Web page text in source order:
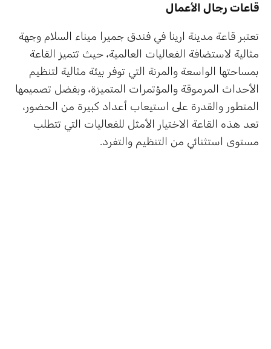
قاعات رجال الأعمال
تعتبر قاعة مدينة ارينا في فندق جميرا ميناء السلام وجهة
مثالية لاستضافة الفعاليات العالمية، حيث تتميز القاعة
بمساحتها الواسعة والمرنة التي توفر بيئة مثالية لتنظيم
الأحداث المرموقة والمؤتمرات المتميزة، وبفضل تصميمها
المتطور والقدرة على استيعاب أعداد كبيرة من الحضور،
تعد هذه القاعة الاختيار الأمثل للفعاليات التي تتطلب
مستوى استثنائي من التنظيم والتفرد.